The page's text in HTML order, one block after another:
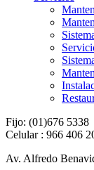
Fijo: (01)676 5338
Celular : 966 406
Av. Alfredo